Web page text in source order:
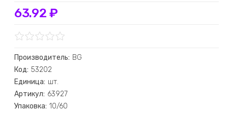
63.92 ₽
Производитель: BG
Код: 53202
Единица: шт.
Артикул: 63927
Упаковка: 10/60